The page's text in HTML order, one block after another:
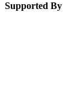
Supported By